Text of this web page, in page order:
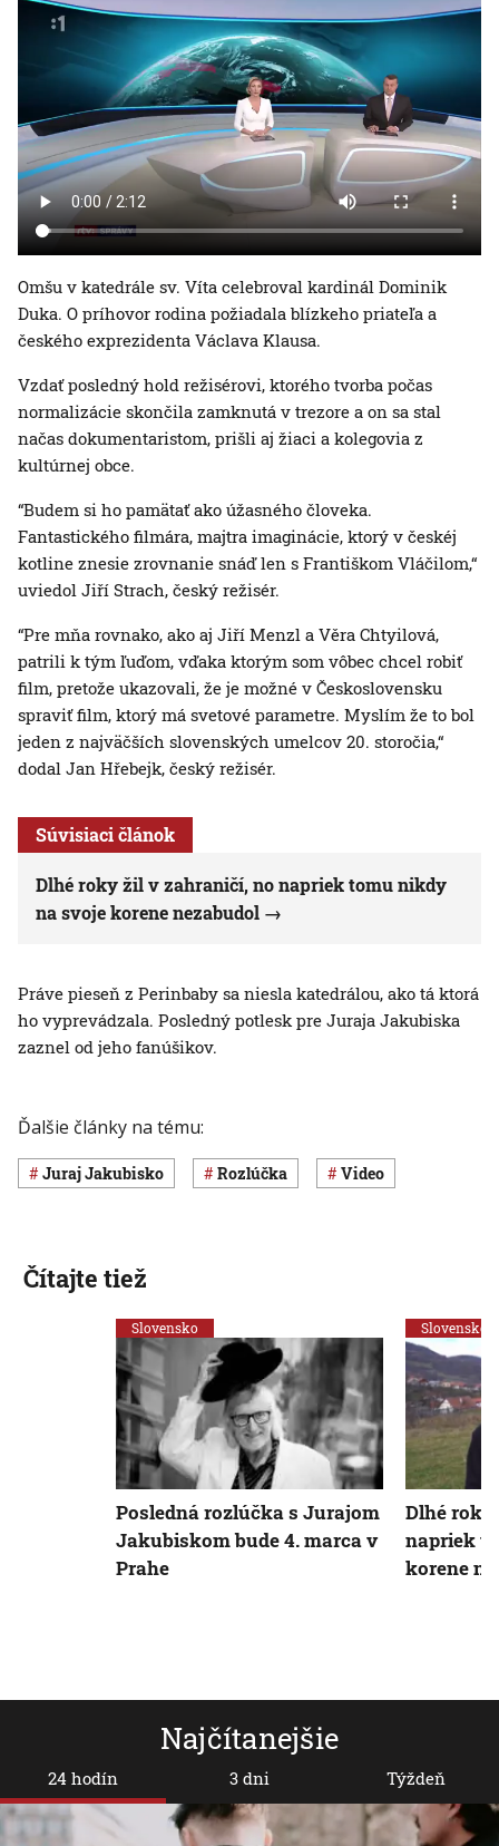
Omšu v katedrále sv. Víta celebroval kardinál Dominik
Duka. O príhovor rodina požiadala blízkeho priateľa a
českého exprezidenta Václava Klausa.
Vzdať posledný hold režisérovi, ktorého tvorba počas
normalizácie skončila zamknutá v trezore a on sa stal
načas dokumentaristom, prišli aj žiaci a kolegovia z
kultúrnej obce.
“Budem si ho pamätať ako úžasného človeka.
Fantastického filmára, majtra imaginácie, ktorý v českéj
kotline znesie zrovnanie snáď len s Františkom Vláčilom,“
uviedol Jiří Strach, český režisér.
“Pre mňa rovnako, ako aj Jiří Menzl a Věra Chtyilová,
patrili k tým ľuďom, vďaka ktorým som vôbec chcel robiť
film, pretože ukazovali, že je možné v Československu
spraviť film, ktorý má svetové parametre. Myslím že to bol
jeden z najväčších slovenských umelcov 20. storočia,“
dodal Jan Hřebejk, český režisér.
Súvisiaci článok
Dlhé roky žil v zahraničí, no napriek tomu nikdy
na svoje korene nezabudol
Práve pieseň z Perinbaby sa niesla katedrálou, ako tá ktorá
ho vyprevádzala. Posledný potlesk pre Juraja Jakubiska
zaznel od jeho fanúšikov.
Ďalšie články na tému:
Juraj Jakubisko rozlúčka Video
Najčítanejšie
24 hodín 3 dni Týždeň
Čítajte tiež
Slovensko
Posledná rozlúčka s Jurajom
Jakubiskom bude 4. marca v
Prahe
Slovensko
Dlhé
napriek
korene